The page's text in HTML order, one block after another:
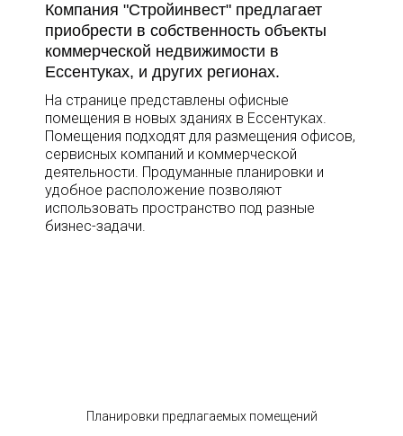
Компания "Стройинвест" предлагает
приобрести в собственность объекты
коммерческой недвижимости в
Ессентуках, и других регионах.
На странице представлены офисные
помещения в новых зданиях в Ессентуках.
Помещения подходят для размещения офисов,
сервисных компаний и коммерческой
деятельности. Продуманные планировки и
удобное расположение позволяют
использовать пространство под разные
бизнес-задачи.
Планировки предлагаемых помещений